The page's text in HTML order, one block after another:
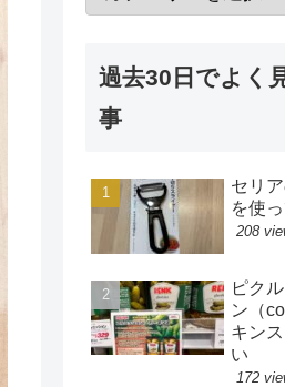
過去30日でよく
事
セリ
を使
208
ピク
ン（
キン
い
172